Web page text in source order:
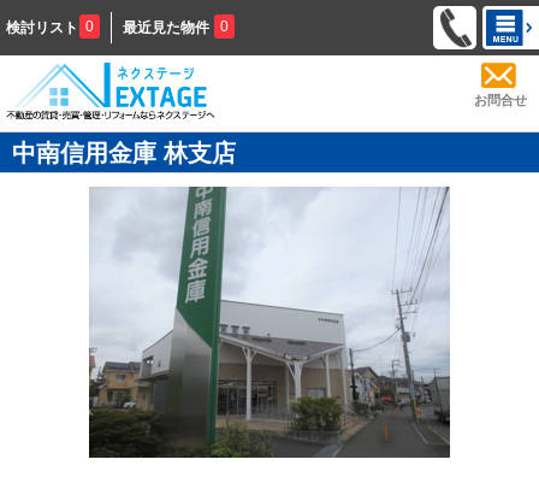
検討リスト 0 最近見た物件 0
お問合せ
中南信用金庫 林支店